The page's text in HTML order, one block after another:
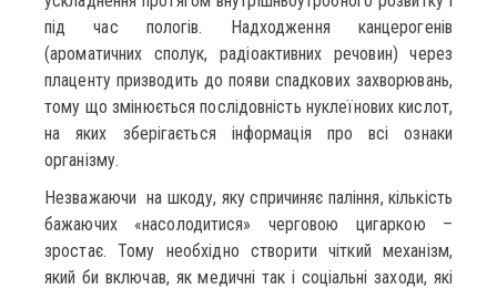
під час пологів. Надходження канцерогенів
(ароматичних сполук, радіоактивних речовин) через
плаценту призводить до появи спадкових захворювань,
тому що змінюється послідовність нуклеїнових кислот,
на яких зберігається інформація про всі ознаки
організму.
Незважаючи на шкоду, яку спричиняє паління, кількість
бажаючих «насолодитися» черговою цигаркою –
зростає. Тому необхідно створити чіткий механізм,
який би включав, як медичні так і соціальні заходи, які